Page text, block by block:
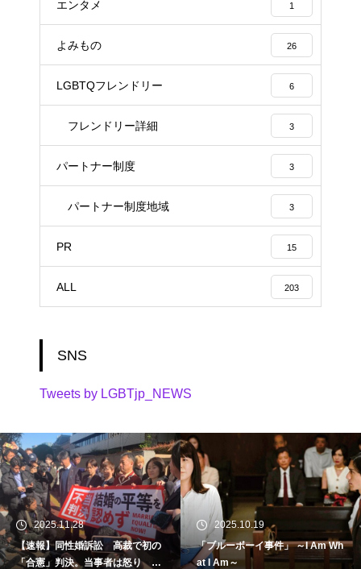
エンタメ 1
よみもの 26
LGBTQフレンドリー 6
フレンドリー詳細 3
パートナー制度 3
パートナー制度地域 3
PR 15
ALL 203
SNS
Tweets by LGBTjp_NEWS
2025.11.28
【速報】同性婚訴訟 高裁で初の
「合憲」判決。当事者は怒り 東
2025.10.19
「ブルーボーイ事件」 ～I Am Wh
at I Am～